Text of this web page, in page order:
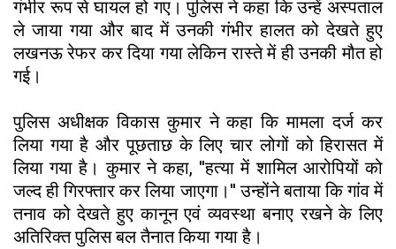
गंभीर रूप से घायल हो गए। पुलिस ने कहा कि उन्हें अस्पताल
ले जाया गया और बाद में उनकी गंभीर हालत को देखते हुए
लखनऊ रेफर कर दिया गया लेकिन रास्ते में ही उनकी मौत हो
गई।
पुलिस अधीक्षक विकास कुमार ने कहा कि मामला दर्ज कर
लिया गया है और पूछताछ के लिए चार लोगों को हिरासत में
लिया गया है। कुमार ने कहा, ''हत्या में शामिल आरोपियों को
जल्द ही गिरफ्तार कर लिया जाएगा।'' उन्होंने बताया कि गांव में
तनाव को देखते हुए कानून एवं व्यवस्था बनाए रखने के लिए
अतिरिक्त पुलिस बल तैनात किया गया है।